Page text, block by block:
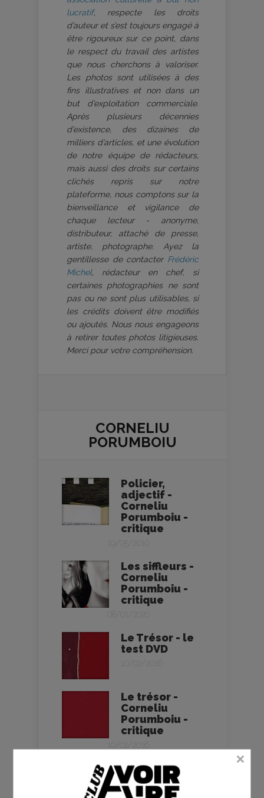
lucratif, respecte les droits
d’auteur et s’est toujours engagé à
être rigoureux sur ce point, dans
le respect du travail des artistes
que nous cherchons à valoriser.
Les photos sont utilisées à des
fins illustratives et non dans un
but d’exploitation commerciale.
Après plusieurs décennies
d’existence, des dizaines de
milliers d’articles, et une évolution
de notre équipe de rédacteurs,
mais aussi des droits sur certains
clichés repris sur notre
plateforme, nous comptons sur la
bienveillance et vigilance de
chaque lecteur - anonyme,
distributeur, attaché de presse,
artiste, photographe. Ayez la
gentillesse de contacter Frédéric
Michel, rédacteur en chef, si
certaines photographies ne sont
pas ou ne sont plus utilisables, si
les crédits doivent être modifiés
ou ajoutés. Nous nous engageons
à retirer toutes photos litigieuses.
Merci pour votre compréhension.
CORNELIU
PORUMBOIU
Policier,
adjectif -
Corneliu
Porumboiu -
critique
19/05/2010
Les siffleurs -
Corneliu
Porumboiu -
critique
08/01/2020
Le Trésor - le
test DVD
10/02/2016
Le trésor -
Corneliu
Porumboiu -
critique
10/02/2016
Match retour -
la critique du
film